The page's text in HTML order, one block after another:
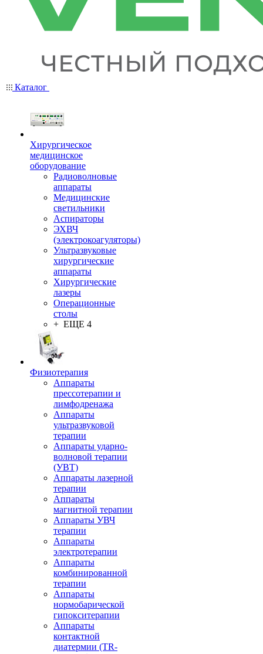
Каталог
Хирургическое
медицинское
оборудование
Радиоволновые
аппараты
Медицинские
светильники
Аспираторы
ЭХВЧ
(электрокоагуляторы)
Ультразвуковые
хирургические
аппараты
Хирургические
лазеры
Операционные
столы
+ ЕЩЕ 4
Физиотерапия
Аппараты
прессотерапии и
лимфодренажа
Аппараты
ультразвуковой
терапии
Аппараты ударно-
волновой терапии
(УВТ)
Аппараты лазерной
терапии
Аппараты
магнитной терапии
Аппараты УВЧ
терапии
Аппараты
электротерапии
Аппараты
комбинированной
терапии
Аппараты
нормобарической
гипокситерапии
Аппараты
контактной
диатермии (TR-